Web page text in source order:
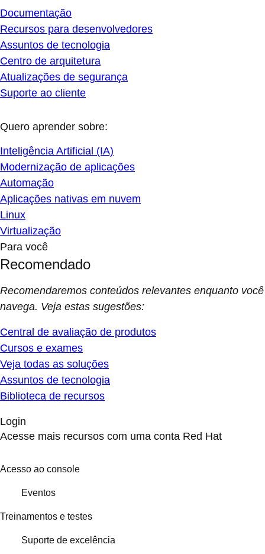
Documentação
Recursos para desenvolvedores
Assuntos de tecnologia
Centro de arquitetura
Atualizações de segurança
Suporte ao cliente
Quero aprender sobre:
Inteligência Artificial (IA)
Modernização de aplicações
Automação
Aplicações nativas em nuvem
Linux
Virtualização
Para você
Recomendado
Recomendaremos conteúdos relevantes enquanto você
navega. Veja estas sugestões:
Central de avaliação de produtos
Cursos e exames
Veja todas as soluções
Assuntos de tecnologia
Biblioteca de recursos
Login
Acesse mais recursos com uma conta Red Hat
Acesso ao console
Eventos
Treinamentos e testes
Suporte de excelência